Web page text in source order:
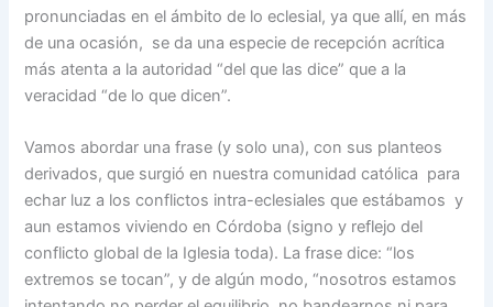
pronunciadas en el ámbito de lo eclesial, ya que allí, en más
de una ocasión, se da una especie de recepción acrítica
más atenta a la autoridad “del que las dice” que a la
veracidad “de lo que dicen”.
Vamos abordar una frase (y solo una), con sus planteos
derivados, que surgió en nuestra comunidad católica para
echar luz a los conflictos intra-eclesiales que estábamos y
aun estamos viviendo en Córdoba (signo y reflejo del
conflicto global de la Iglesia toda). La frase dice: “los
extremos se tocan”, y de algún modo, “nosotros estamos